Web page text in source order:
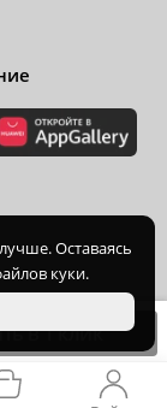
в 1 клик
Оставаясь
куки.
Ханхи,